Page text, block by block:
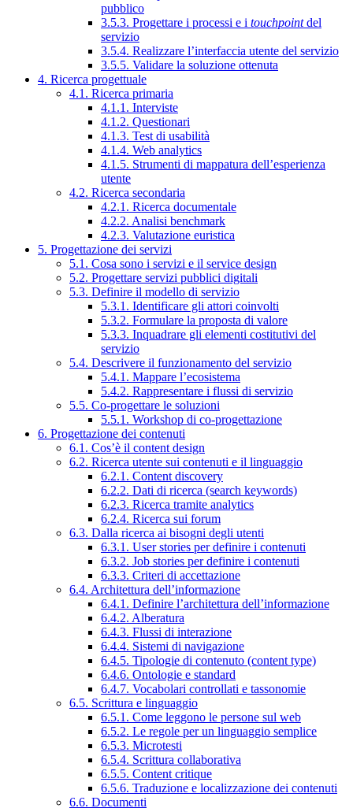
pubblico
3.5.3. Progettare i processi e i touchpointdel
servizio
3.5.4. Realizzare l’interfaccia utente del servizio
3.5.5. Validare la soluzione ottenuta
4. Ricerca progettuale
4.1. Ricerca primaria
4.1.1. Interviste
4.1.2. Questionari
4.1.3. Test di usabilità
4.1.4. Web analytics
4.1.5. Strumenti di mappatura dell’esperienza
utente
4.2. Ricerca secondaria
4.2.1. Ricerca documentale
4.2.2. Analisi benchmark
4.2.3. Valutazione euristica
5. Progettazione dei servizi
5.1. Cosa sono i servizi e il service design
5.2. Progettare servizi pubblici digitali
5.3. Definire il modello di servizio
5.3.1. Identificare gli attori coinvolti
5.3.2. Formulare la proposta di valore
5.3.3. Inquadrare gli elementi costitutivi del
servizio
5.4. Descrivere il funzionamento del servizio
5.4.1. Mappare l’ecosistema
5.4.2. Rappresentare i flussi di servizio
5.5. Co-progettare le soluzioni
5.5.1. Workshop di co-progettazione
6. Progettazione dei contenuti
6.1. Cos’è il content design
6.2. Ricerca utente sui contenuti e il linguaggio
6.2.1. Content discovery
6.2.2. Dati di ricerca (search keywords)
6.2.3. Ricerca tramite analytics
6.2.4. Ricerca sui forum
6.3. Dalla ricerca ai bisogni degli utenti
6.3.1. User stories per definire i contenuti
6.3.2. Job stories per definire i contenuti
6.3.3. Criteri di accettazione
6.4. Architettura dell’informazione
6.4.1. Definire l’architettura dell’informazione
6.4.2. Alberatura
6.4.3. Flussi di interazione
6.4.4. Sistemi di navigazione
6.4.5. Tipologie di contenuto (content type)
6.4.6. Ontologie e standard
6.4.7. Vocabolari controllati e tassonomie
6.5. Scrittura e linguaggio
6.5.1. Come leggono le persone sul web
6.5.2. Le regole per un linguaggio semplice
6.5.3. Microtesti
6.5.4. Scrittura collaborativa
6.5.5. Content critique
6.5.6. Traduzione e localizzazione dei contenuti
6.6. Documenti